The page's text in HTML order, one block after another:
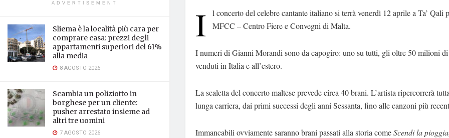
ADVERTISEMENT
Sliema è la località più cara per
comprare casa: prezzi degli
appartamenti superiori del 61%
alla media
8 AGOSTO 2026
Scambia un poliziotto in
borghese per un cliente:
pusher arrestato insieme ad
altri tre uomini
7 AGOSTO 2026
I
l concerto del celebre cantante italiano si terrà venerdì 12 aprile a Ta’ Qali
MFCC – Centro Fiere e Convegni di Malta.
I numeri di Gianni Morandi sono da capogiro: uno su tutti, gli oltre 50 milioni
venduti in Italia e all’estero.
La scaletta del concerto maltese prevede circa 40 brani. L’artista ripercorrerà
lunga carriera, dai primi successi degli anni Sessanta, fino alle canzoni più
Immancabili ovviamente saranno brani passati alla storia comeScendi la